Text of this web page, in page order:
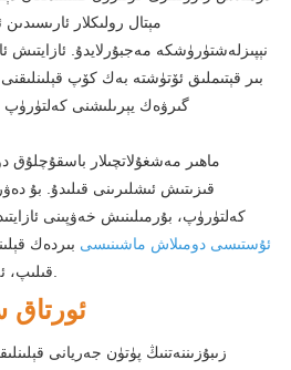
مېتال رولىكلار
نېپىزلەشتۈرۈشكە مەجبۇرلايدۇ. ئازايتىش
بىر قېتىملىق ئۆتۈشتە بەك كۆپ
گىرۋەك يېرىلىشنى كەلتۈرۈپ
ماھىر مەشغۇلاتچىلار باسقۇچلۇق
قىزىتىش ئىشلىرىنى قىلىدۇ. بۇ
كەلتۈرۈپ، بۇرمىلىنىش خەۋپىنى
ئۇستىسى دومىلاش ماشىنىسى بىردەك
قىلىپ، ئەڭ ئاز پۈركۈش تەلەپ قىلىدۇ.
ئورتاق
زىبۇزىننەتنىڭ پۈتۈن جەريانى